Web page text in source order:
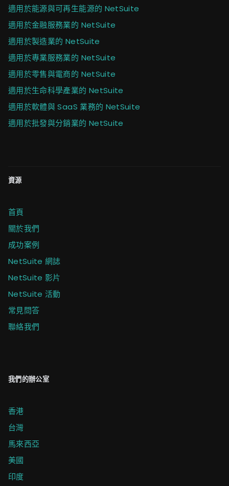
適用於能源與可再生能源的 NetSuite
適用於金融服務業的 NetSuite
適用於製造業的 NetSuite
適用於專業服務業的 NetSuite
適用於零售與電商的 NetSuite
適用於生命科學產業的 NetSuite
適用於軟體與 SaaS 業務的 NetSuite
適用於批發與分銷業的 NetSuite
資源
首頁
關於我們
成功案例
NetSuite 網誌
NetSuite 影片
NetSuite 活動
常見問答
聯絡我們
我們的辦公室
香港
台灣
馬來西亞
美國
印度